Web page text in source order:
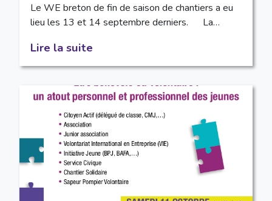
Le WE breton de fin de saison de chantiers a eu
lieu les 13 et 14 septembre derniers. La…
Lire la suite